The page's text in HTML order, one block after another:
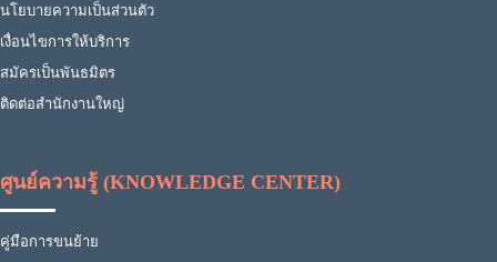
นโยบายความเป็นส่วนตัว
เงื่อนไขการให้บริการ
สมัครเป็นพันธมิตร
ติดต่อสำนักงานใหญ่
ศูนย์ความรู้ (KNOWLEDGE CENTER)
คู่มือการขนย้าย